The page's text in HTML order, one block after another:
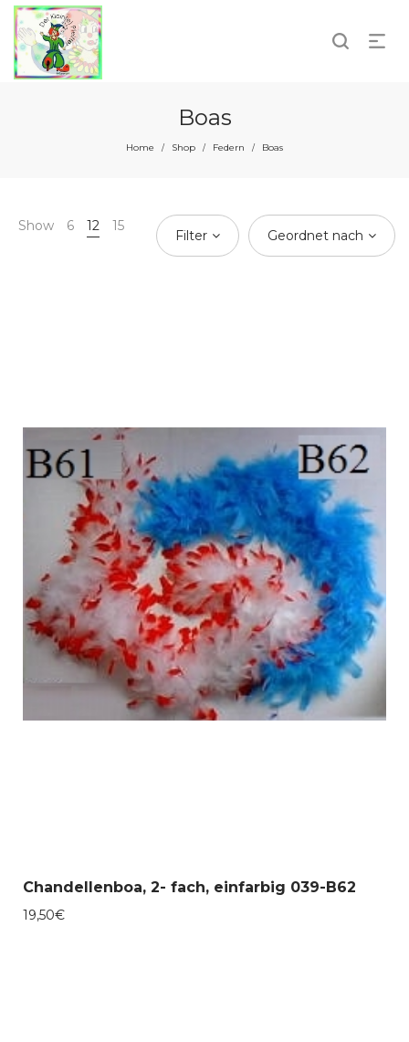
Boas
Home / Shop / Federn / Boas
Show 6 12 15
Filter Geordnet nach
Chandellenboa, 2- fach, einfarbig 039-B62
19,50€